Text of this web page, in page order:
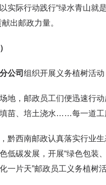
实际行动践行“绿水青山就
出邮政力量。
公司 组织开展义务植树活
地，邮政员工们便迅速行
苗、培土浇水……每一道工
黔西南邮政认真落实行业
低碳发展，开展“绿色包装
一片天”邮政员工义务植树